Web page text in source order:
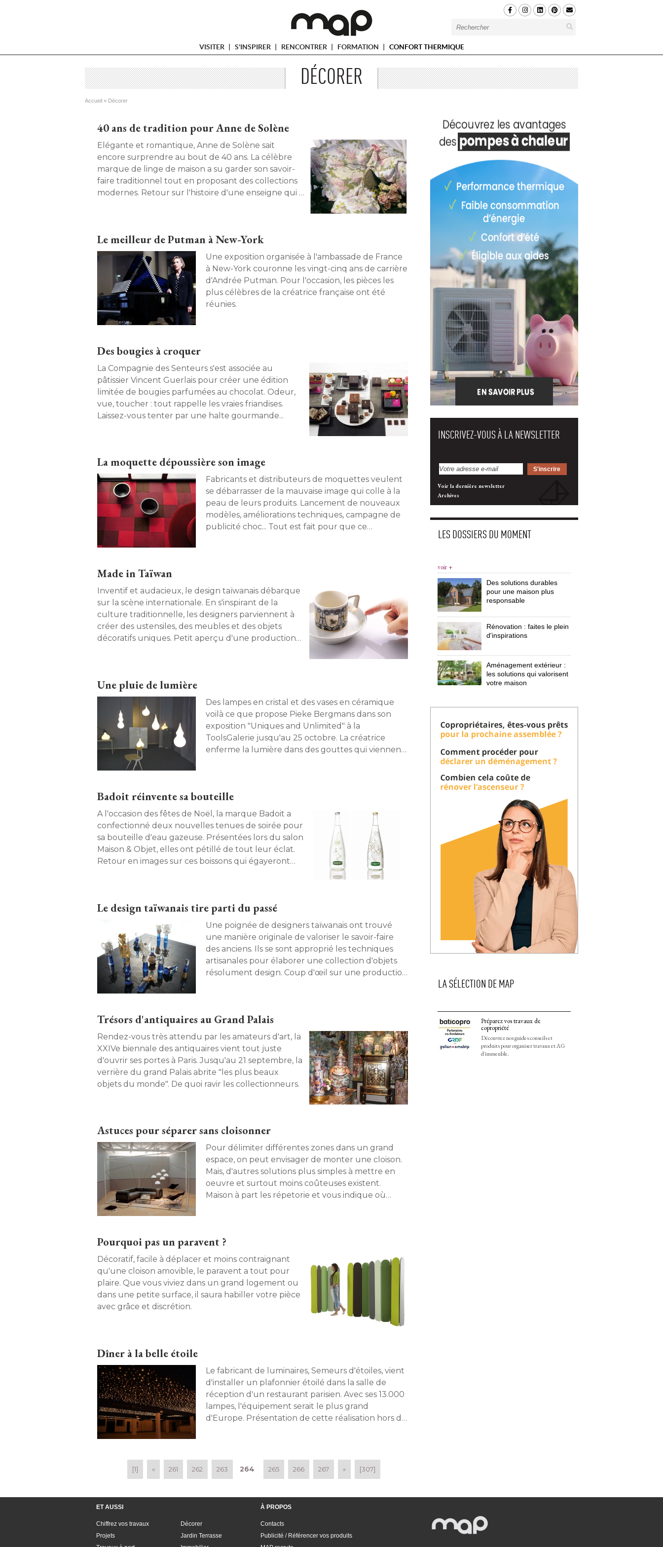
VISITER S'INSPIRER RENCONTRER FORMATION CONFORT THERMIQUE
DÉCORER
Vous êtes ici
Accueil » Décorer
40 ans de tradition pour Anne de Solène
Elégante et romantique, Anne de Solène sait
encore surprendre au bout de 40 ans. La célèbre
marque de linge de maison a su garder son savoir-
faire traditionnel tout en proposant des collections
modernes. Retour sur l'histoire d'une enseigne qui a
Le meilleur de Putman à New-York
Une exposition organisée à l'ambassade de France
à New-York couronne les vingt-cinq ans de carrière
d'Andrée Putman. Pour l'occasion, les pièces les
plus célèbres de la créatrice française ont été
réunies.
Des bougies à croquer
La Compagnie des Senteurs s'est associée au
pâtissier Vincent Guerlais pour créer une édition
limitée de bougies parfumées au chocolat. Odeur,
vue, toucher : tout rappelle les vraies friandises.
Laissez-vous tenter par une halte gourmande...
La moquette dépoussière son image
Fabricants et distributeurs de moquettes veulent
se débarrasser de la mauvaise image qui colle à la
peau de leurs produits. Lancement de nouveaux
modèles, améliorations techniques, campagne de
publicité choc... Tout est fait pour que ce
Made in Taïwan
Inventif et audacieux, le design taïwanais débarque
sur la scène internationale. En s'inspirant de la
culture traditionnelle, les designers parviennent à
créer des ustensiles, des meubles et des objets
décoratifs uniques. Petit aperçu d'une production
Une pluie de lumière
Des lampes en cristal et des vases en céramique
voilà ce que propose Pieke Bergmans dans son
exposition "Uniques and Unlimited" à la
ToolsGalerie jusqu'au 25 octobre. La créatrice
enferme la lumière dans des gouttes qui viennent
Badoit réinvente sa bouteille
A l'occasion des fêtes de Noël, la marque Badoit a
confectionné deux nouvelles tenues de soirée pour
sa bouteille d'eau gazeuse. Présentées lors du salon
Maison & Objet, elles ont pétillé de tout leur éclat.
Retour en images sur ces boissons qui égayeront
Le design taïwanais tire parti du passé
Une poignée de designers taïwanais ont trouvé
une manière originale de valoriser le savoir-faire
des anciens. Ils se sont approprié les techniques
artisanales pour élaborer une collection d'objets
résolument design. Coup d'œil sur une production
Trésors d'antiquaires au Grand Palais
Rendez-vous très attendu par les amateurs d'art, la
XXIVe biennale des antiquaires vient tout juste
d'ouvrir ses portes à Paris. Jusqu'au 21 septembre, la
verrière du grand Palais abrite "les plus beaux
objets du monde". De quoi ravir les collectionneurs.
Astuces pour séparer sans cloisonner
Pour délimiter différentes zones dans un grand
espace, on peut envisager de monter une cloison.
Mais, d'autres solutions plus simples à mettre en
oeuvre et surtout moins coûteuses existent.
Maison à part les répetorie et vous indique où
Pourquoi pas un paravent ?
Décoratif, facile à déplacer et moins contraignant
qu'une cloison amovible, le paravent a tout pour
plaire. Que vous viviez dans un grand logement ou
dans une petite surface, il saura habiller votre pièce
avec grâce et discrétion.
Dîner à la belle étoile
Le fabricant de luminaires, Semeurs d'étoiles, vient
d'installer un plafonnier étoilé dans la salle de
réception d'un restaurant parisien. Avec ses 13.000
lampes, l'équipement serait le plus grand
d'Europe. Présentation de cette réalisation hors du
[1] « 261 262 263 264 265 266 267 » [307]
INSCRIVEZ-VOUS À LA NEWSLETTER
Voir la dernière newsletter
Archives
LES DOSSIERS DU MOMENT
voir +
Des solutions durables
pour une maison plus
responsable
Rénovation : faites le plein
d'inspirations
Aménagement extérieur :
les solutions qui valorisent
votre maison
LA SÉLECTION DE MAP
Préparez vos travaux de
copropriété
Découvrez nos guides conseils et
produits pour organiser travaux et AG
d'immeuble.
ET AUSSI
Chiffrez vos travaux
Projets
Décorer
Jardin Terrasse
À PROPOS
Contacts
Publicité / Référencer vos produits